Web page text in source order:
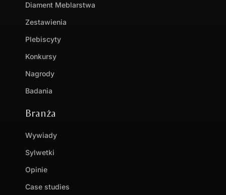
Diament Meblarstwa
Zestawienia
Plebiscyty
Konkursy
Nagrody
Badania
Branża
Wywiady
Sylwetki
Opinie
Case studies